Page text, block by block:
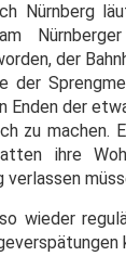
Nürnberg
der
der
Enden der
zu machen.
ihre
wieder